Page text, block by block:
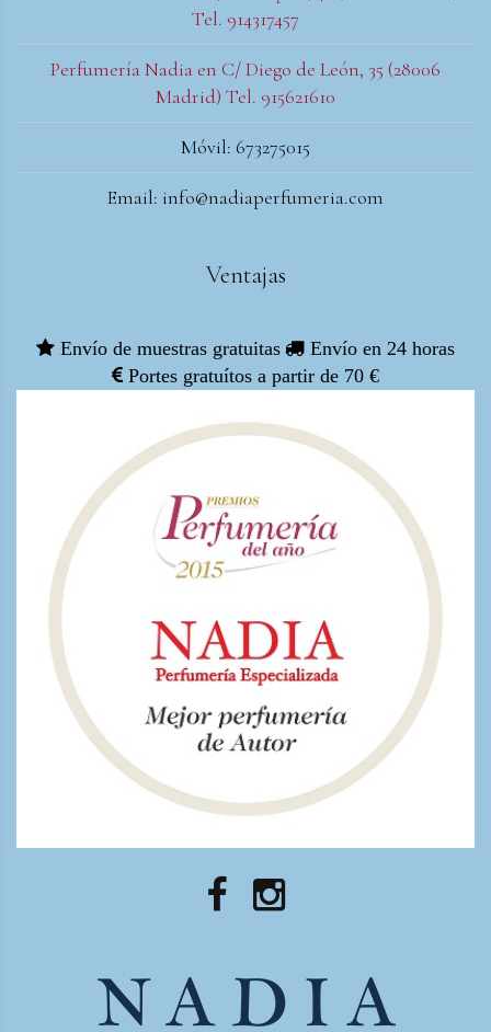
Tel. 914317457
Perfumería Nadia en C/ Diego de León, 35 (28006
Madrid) Tel. 915621610
Móvil: 673275015
Email: info@nadiaperfumeria.com
Ventajas
Envío de muestras gratuitas
Envío en 24 horas
Portes gratuítos a partir de 70 €